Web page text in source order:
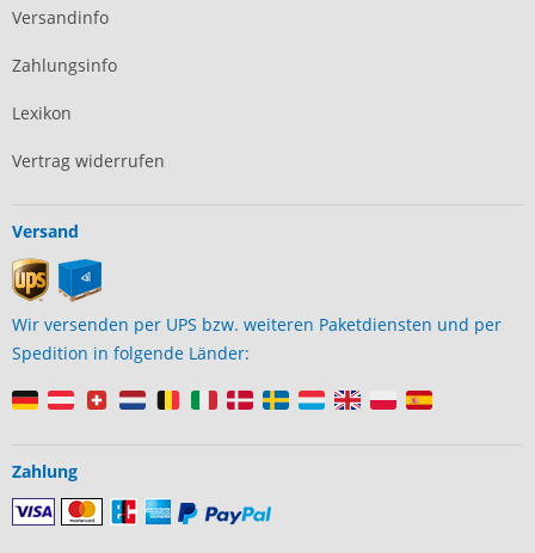
Versandinfo
Zahlungsinfo
Lexikon
Vertrag widerrufen
Versand
Wir versenden per UPS bzw. weiteren Paketdiensten und per
Spedition in folgende Länder:
Zahlung